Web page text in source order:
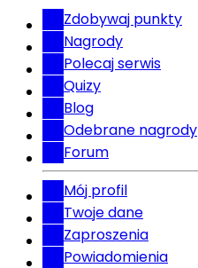
Zdobywaj punkty
Nagrody
Polecaj serwis
Quizy
Blog
Odebrane nagrody
Forum
Mój profil
Twoje dane
Zaproszenia
Powiadomienia